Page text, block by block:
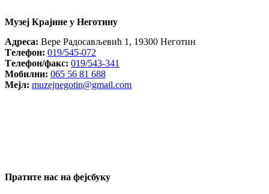
Музеј Крајине у Неготину
Aдреса: Вере Радосављевић 1, 19300 Неготин
Tелефон: 019/545-072
Tелефон/факс: 019/543-341
Mобилни: 065 56 81 688
Mејл: muzejnegotin@gmail.com
Пратите нас на фејсбуку